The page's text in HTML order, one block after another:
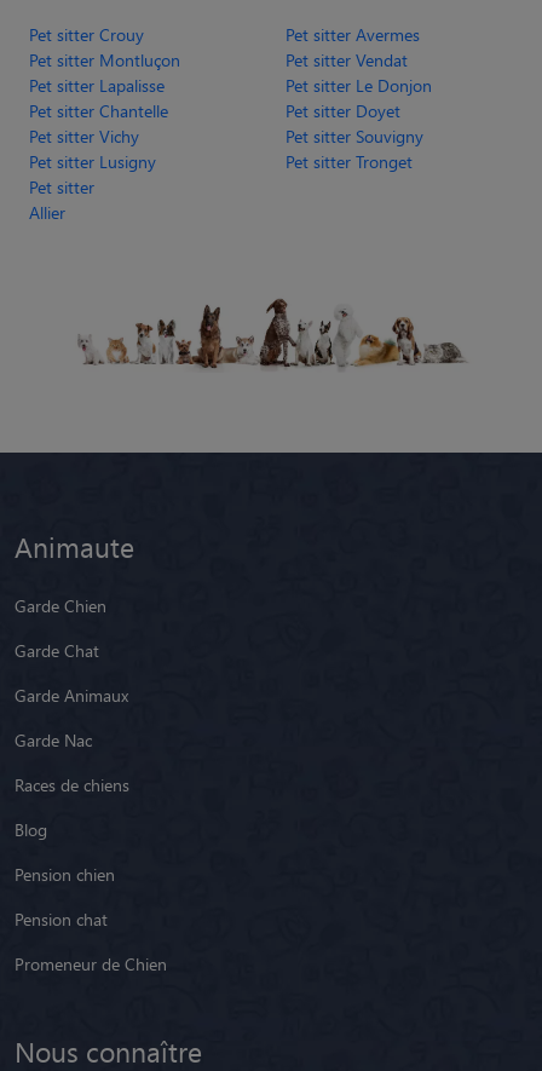
Pet sitter Crouy
Pet sitter Avermes
Pet sitter Montluçon
Pet sitter Vendat
Pet sitter Lapalisse
Pet sitter Le Donjon
Pet sitter Chantelle
Pet sitter Doyet
Pet sitter Vichy
Pet sitter Souvigny
Pet sitter Lusigny
Pet sitter Tronget
Pet sitter
Allier
Animaute
Garde Chien
Garde Chat
Garde Animaux
Garde Nac
Races de chiens
Blog
Pension chien
Pension chat
Promeneur de Chien
Nous connaître